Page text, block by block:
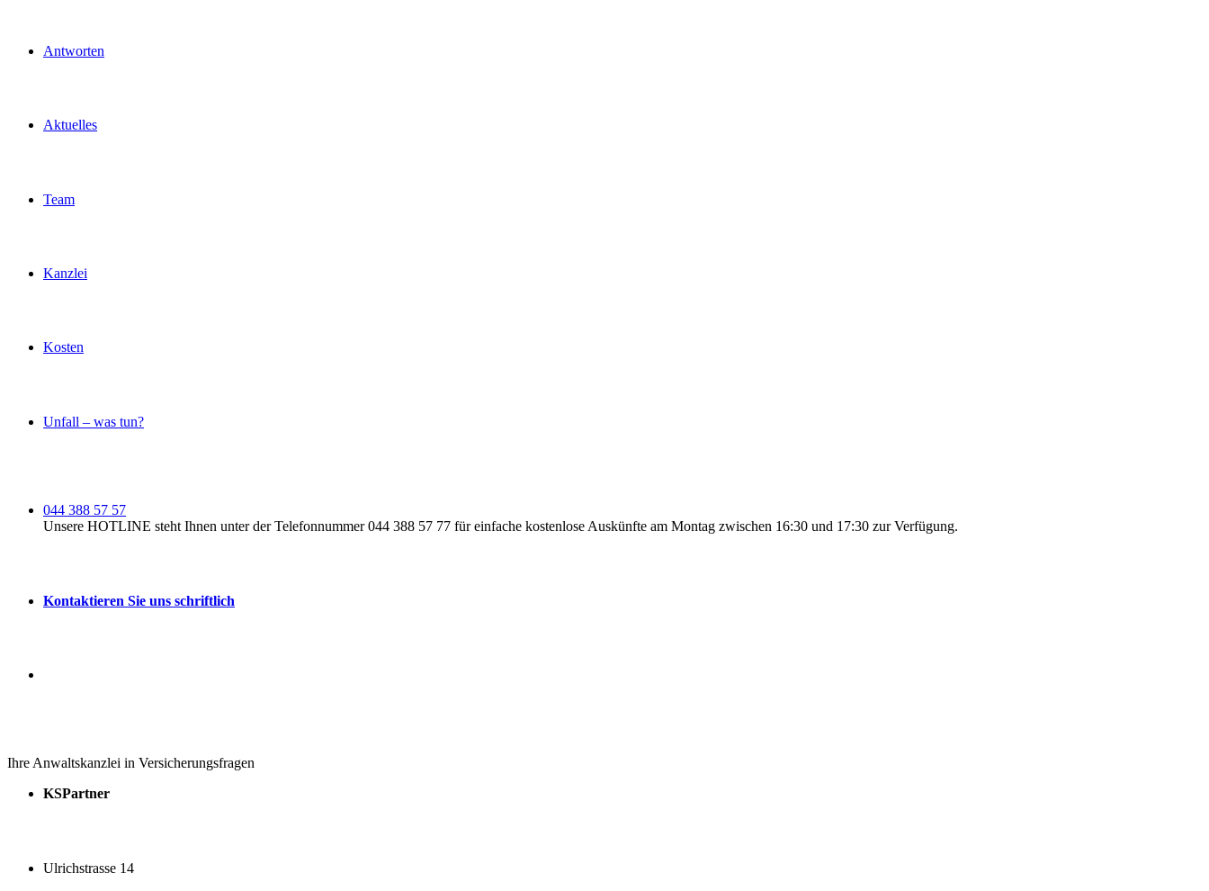
Antworten
Aktuelles
Team
Kanzlei
Kosten
Unfall – was tun?
044 388 57 57
Unsere HOTLINE steht Ihnen unter der Telefonnummer 044 388 57 77 für einfache kostenlose Auskünfte am Montag zwischen 16:30 und 17:30 zur Verfügung.
Kontaktieren Sie uns schriftlich
Ihre Anwaltskanzlei in Versicherungsfragen
KSPartner
Ulrichstrasse 14